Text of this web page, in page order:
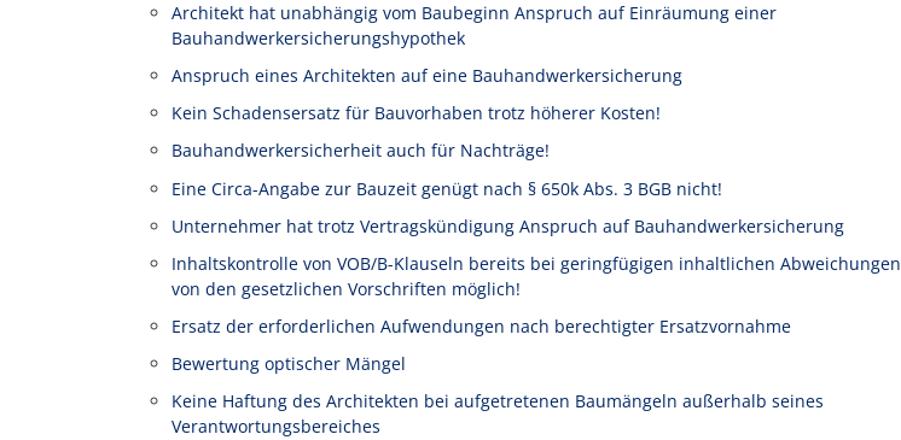
Architekt hat unabhängig vom Baubeginn Anspruch auf Einräumung einer
Bauhandwerkersicherungshypothek
Anspruch eines Architekten auf eine Bauhandwerkersicherung
Kein Schadensersatz für Bauvorhaben trotz höherer Kosten!
Bauhandwerkersicherheit auch für Nachträge!
Eine Circa-Angabe zur Bauzeit genügt nach § 650k Abs. 3 BGB nicht!
Unternehmer hat trotz Vertragskündigung Anspruch auf Bauhandwerkersicherung
Inhaltskontrolle von VOB/B-Klauseln bereits bei geringfügigen inhaltlichen Abweichungen
von den gesetzlichen Vorschriften möglich!
Ersatz der erforderlichen Aufwendungen nach berechtigter Ersatzvornahme
Bewertung optischer Mängel
Keine Haftung des Architekten bei aufgetretenen Baumängeln außerhalb seines
Verantwortungsbereiches